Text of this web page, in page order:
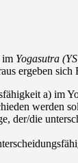
im Yogasutra
ergeben sich
a) im
werden
der/die